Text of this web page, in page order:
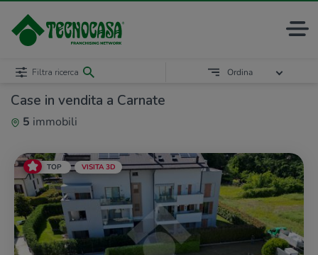
Case in vendita a Carnate
5 immobili
Filtra ricerca Ordina
TOP VISITA 3D